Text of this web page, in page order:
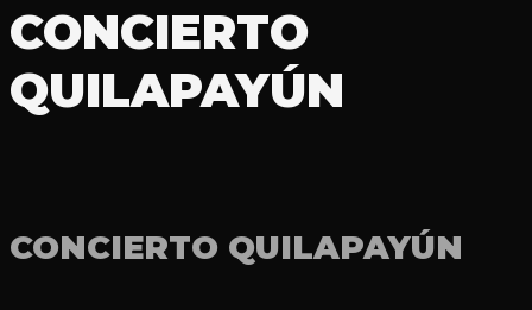
CONCIERTO
QUILAPAYÚN
CONCIERTO QUILAPAYÚN